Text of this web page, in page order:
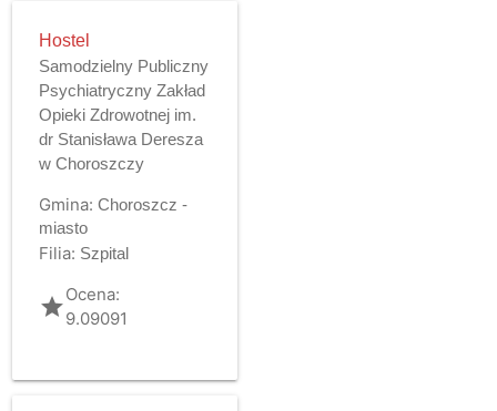
Hostel
Samodzielny Publiczny
Psychiatryczny Zakład
Opieki Zdrowotnej im.
dr Stanisława Deresza
w Choroszczy
Gmina: Choroszcz -
miasto
Filia: Szpital
gradeOcena:
9.09091